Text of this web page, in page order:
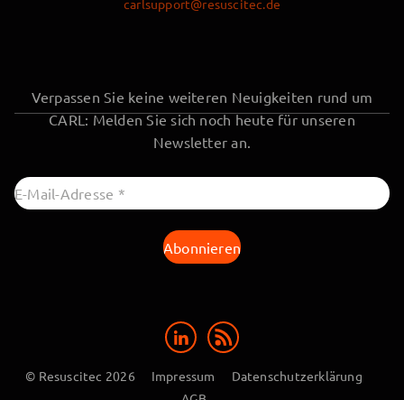
carlsupport@resuscitec.de
Verpassen Sie keine weiteren Neuigkeiten rund um
CARL: Melden Sie sich noch heute für unseren
Newsletter an.
© Resuscitec 2026 Impressum
Datenschutzerklärung